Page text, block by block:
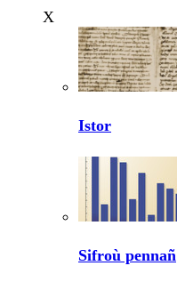
X
Istor
Sifroù pennañ